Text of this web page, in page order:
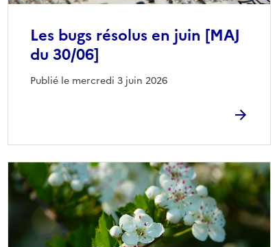
Les bugs résolus en juin [MAJ
du 30/06]
Publié le mercredi 3 juin 2026